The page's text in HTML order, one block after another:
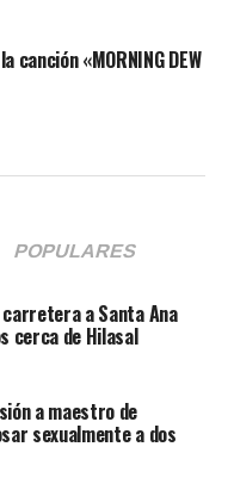
canción «MORNING DEW
POPULARES
a Santa Ana
cerca de Hilasal
a maestro de
sexualmente a dos